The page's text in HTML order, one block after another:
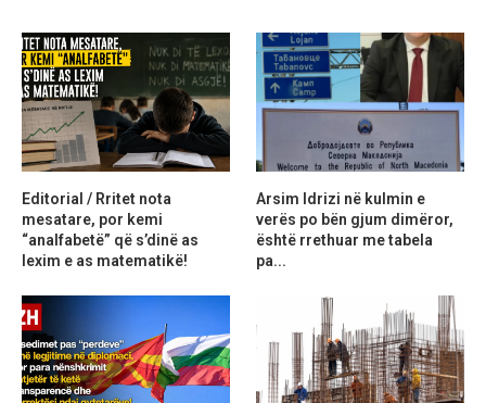
Editorial / Rritet nota
mesatare, por kemi
“analfabetë” që s’dinë as
lexim e as matematikë!
Arsim Idrizi në kulmin e
verës po bën gjum dimëror,
është rrethuar me tabela
pa...